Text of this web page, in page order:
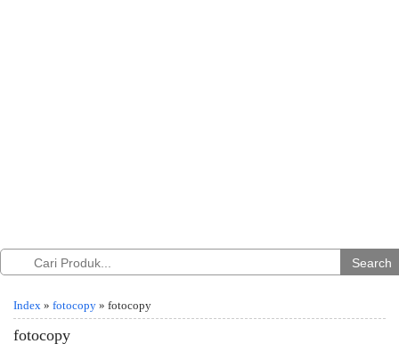
Search
Index » fotocopy » fotocopy
fotocopy